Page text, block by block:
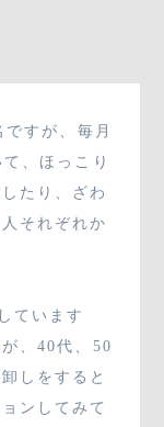
すが、毎月
、ほっこり
たり、ざわ
それぞれか
ています
、40代、50
しをすると
ンしてみて